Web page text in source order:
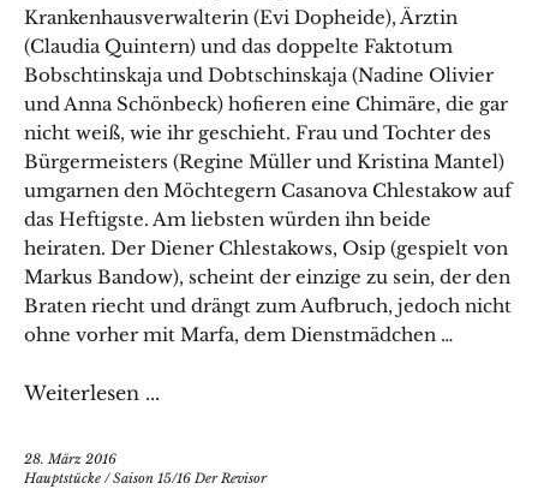
Krankenhausverwalterin (Evi Dopheide), Ärztin
(Claudia Quintern) und das doppelte Faktotum
Bobschtinskaja und Dobtschinskaja (Nadine Olivier
und Anna Schönbeck) hofieren eine Chimäre, die gar
nicht weiß, wie ihr geschieht. Frau und Tochter des
Bürgermeisters (Regine Müller und Kristina Mantel)
umgarnen den Möchtegern Casanova Chlestakow auf
das Heftigste. Am liebsten würden ihn beide
heiraten. Der Diener Chlestakows, Osip (gespielt von
Markus Bandow), scheint der einzige zu sein, der den
Braten riecht und drängt zum Aufbruch, jedoch nicht
ohne vorher mit Marfa, dem Dienstmädchen …
Weiterlesen ...
28. März 2016
Hauptstücke /Saison 15/16 Der Revisor